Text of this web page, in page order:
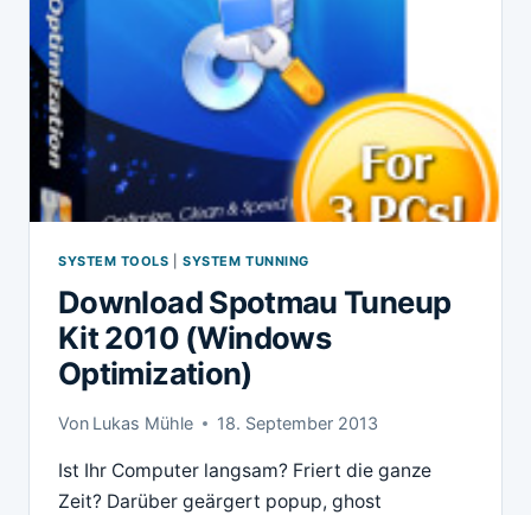
SYSTEM TOOLS |SYSTEM TUNNING
Download Spotmau Tuneup
Kit 2010 (Windows
Optimization)
Von Lukas Mühle 18. September 2013
Ist Ihr Computer langsam? Friert die ganze
Zeit? Darüber geärgert popup, ghost